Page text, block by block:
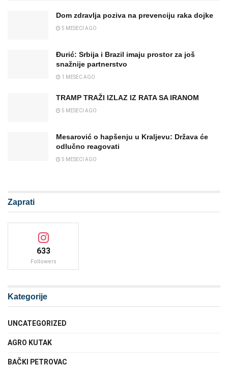
Dom zdravlja poziva na prevenciju raka dojke
5 MESECI AGO
Đurić: Srbija i Brazil imaju prostor za još
snažnije partnerstvo
1 MESEC AGO
TRAMP TRAŽI IZLAZ IZ RATA SA IRANOM
5 MESECI AGO
Mesarović o hapšenju u Kraljevu: Država će
odlučno reagovati
5 MESECI AGO
Zaprati
633
Followers
Kategorije
UNCATEGORIZED
AGRO KUTAK
BAČKI PETROVAC